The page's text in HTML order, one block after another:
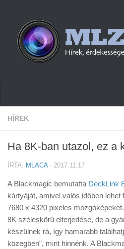
Hírek
Cikkek
Firmware
Tudástár
Érdekességek
HÍREK
Ha 8K-ban utazol, ez a
ÍRTA: MLACA· 2017.11.17
A Blackmagic bemutatta DeckLink
kártyáját, amivel valós időben lehet
7680 x 4320 pixeles
8K széleskörű elterjedése, de a
készülnek rá, így hamarabb
közegben”, mint hinnénk. A